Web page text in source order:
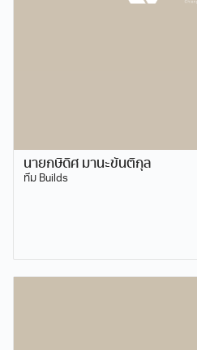
นายกษิดิศ มานะขันติกุล
ทีม Builds